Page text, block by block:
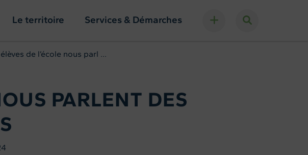
Le territoire Services & Démarches
de l’école nous parl ...
PARLENT DES